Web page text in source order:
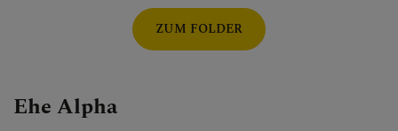
ZUM FOLDER
Ehe Alpha